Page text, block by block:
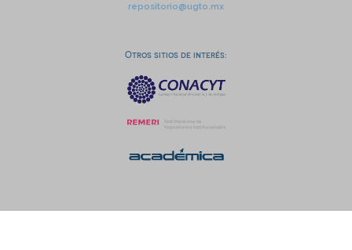
repositorio@ugto.mx
Otros sitios de interés: